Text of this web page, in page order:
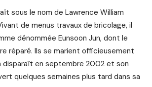
sous le nom de Lawrence William
de menus travaux de bricolage, il
dénommée Eunsoon Jun, dont le
réparé. Ils se marient officieusement
disparaît en septembre 2002 et son
quelques semaines plus tard dans sa